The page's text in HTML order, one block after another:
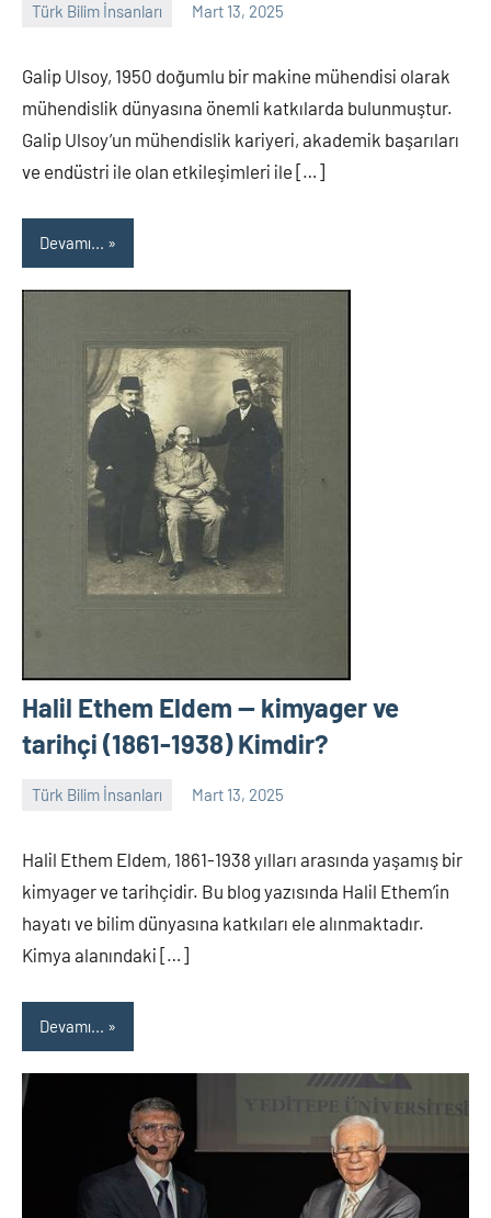
Türk Bilim İnsanları Mart 13, 2025
Galip Ulsoy, 1950 doğumlu bir makine mühendisi olarak
mühendislik dünyasına önemli katkılarda bulunmuştur.
Galip Ulsoy’un mühendislik kariyeri, akademik başarıları
ve endüstri ile olan etkileşimleri ile […]
Devamı...
Halil Ethem Eldem — kimyager ve
tarihçi (1861-1938) Kimdir?
Türk Bilim İnsanları Mart 13, 2025
Halil Ethem Eldem, 1861-1938 yılları arasında yaşamış bir
kimyager ve tarihçidir. Bu blog yazısında Halil Ethem’in
hayatı ve bilim dünyasına katkıları ele alınmaktadır.
Kimya alanındaki […]
Devamı...